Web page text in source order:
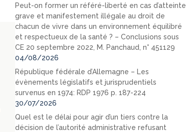
Peut-on former un référé-liberté en cas d’atteinte
grave et manifestement illégale au droit de
chacun de vivre dans un environnement équilibré
et respectueux de la santé ? – Conclusions sous
CE 20 septembre 2022, M. Panchaud, n° 451129
04/08/2026
République fédérale d’Allemagne – Les
évènements législatifs et jurisprudentiels
survenus en 1974: RDP 1976 p. 187-224
30/07/2026
Quel est le délai pour agir d’un tiers contre la
décision de l’autorité administrative refusant